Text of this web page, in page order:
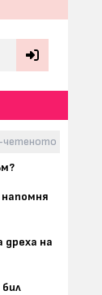
четеното
на